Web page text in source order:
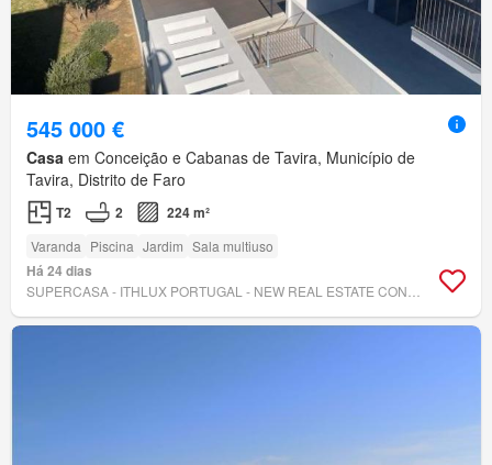
545 000 €
Casa em Conceição e Cabanas de Tavira, Município de
Tavira, Distrito de Faro
T2 2 224 m²
Varanda Piscina Jardim Sala multiuso
Há 24 dias